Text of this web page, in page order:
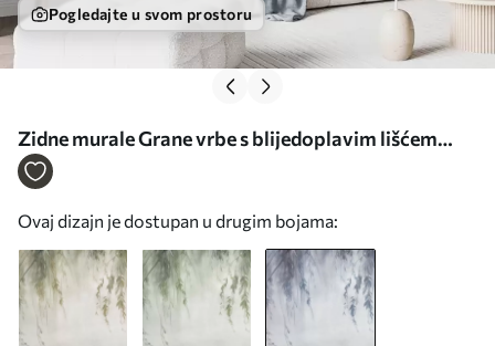
Pogledajte u svom prostoru
Zidne murale Grane vrbe s blijedoplavim lišćem
koje visi na prigušenoj pozadini u akvarelnom stilu
Ovaj dizajn je dostupan u drugim bojama: